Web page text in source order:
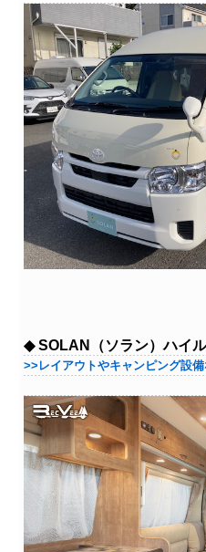
◆ SOLAN（ソラン）ハイ
>>レイアウトやキャンピング設